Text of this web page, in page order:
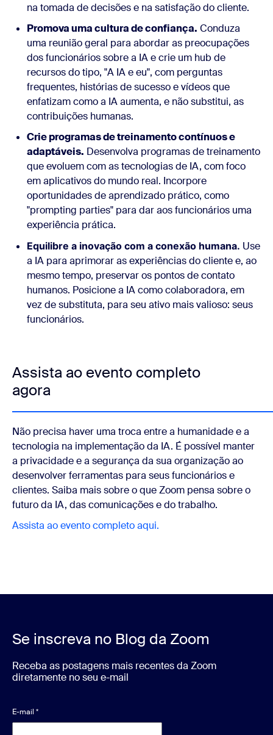
na tomada de decisões e na satisfação do cliente.
Promova uma cultura de confiança. Conduza
uma reunião geral para abordar as preocupações
dos funcionários sobre a IA e crie um hub de
recursos do tipo, "A IA e eu", com perguntas
frequentes, histórias de sucesso e vídeos que
enfatizam como a IA aumenta, e não substitui, as
contribuições humanas.
Crie programas de treinamento contínuos e
adaptáveis. Desenvolva programas de treinamento
que evoluem com as tecnologias de IA, com foco
em aplicativos do mundo real. Incorpore
oportunidades de aprendizado prático, como
"prompting parties" para dar aos funcionários uma
experiência prática.
Equilibre a inovação com a conexão humana. Use
a IA para aprimorar as experiências do cliente e, ao
mesmo tempo, preservar os pontos de contato
humanos. Posicione a IA como colaboradora, em
vez de substituta, para seu ativo mais valioso: seus
funcionários.
Assista ao evento completo
agora
Não precisa haver uma troca entre a humanidade e a
tecnologia na implementação da IA. É possível manter
a privacidade e a segurança da sua organização ao
desenvolver ferramentas para seus funcionários e
clientes. Saiba mais sobre o que Zoom pensa sobre o
futuro da IA, das comunicações e do trabalho.
Assista ao evento completo aqui.
Se inscreva no Blog da Zoom
Receba as postagens mais recentes da Zoom
diretamente no seu e-mail
E-mail *